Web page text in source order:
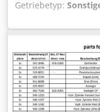
Getriebetyp:
Sonstige, Baujahr:
Allradantrieb,
Schnellwechsler
2,20 m * 2x
Ijf * Reifen neu ...
Schnellwechsel,